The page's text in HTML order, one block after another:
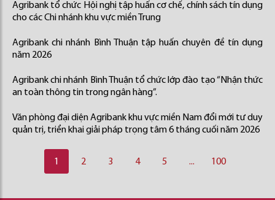
Agribank tổ chức Hội nghị tập huấn cơ chế, chính sách tín dụng
cho các Chi nhánh khu vực miền Trung
Agribank chi nhánh Bình Thuận tập huấn chuyên đề tín dụng
năm 2026
Agribank chi nhánh Bình Thuận tổ chức lớp đào tạo “Nhận thức
an toàn thông tin trong ngân hàng”.
Văn phòng đại diện Agribank khu vực miền Nam đổi mới tư duy
quản trị, triển khai giải pháp trọng tâm 6 tháng cuối năm 2026
1 2 3 4 5 ... 100